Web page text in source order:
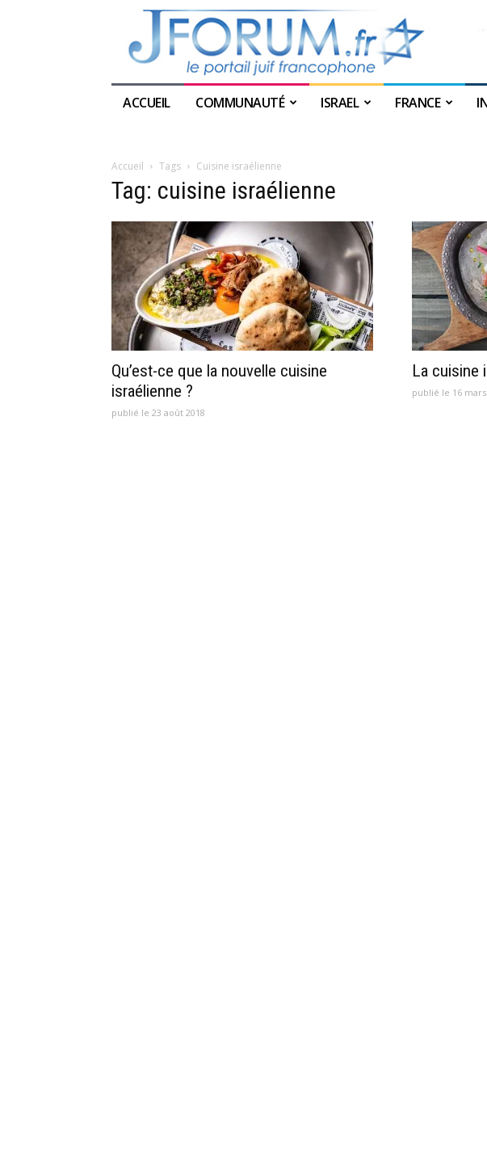
ACCUEIL COMMUNAUTÉ ISRAEL FRANCE
Accueil Tags Cuisine israélienne
Tag: cuisine israélienne
Qu’est-ce que la nouvelle cuisine
israélienne ?
publié le 23 août 2018
La cuisine
publié le 16 mars